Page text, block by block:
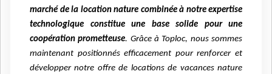
marché de la location nature combinée à notre expertise
technologique constitue une base solide pour une
coopérationprometteuse. Grâce à Toploc, nous sommes
maintenant positionnés efficacement pourrenforcer et
développer notre offre de locations de vacances nature